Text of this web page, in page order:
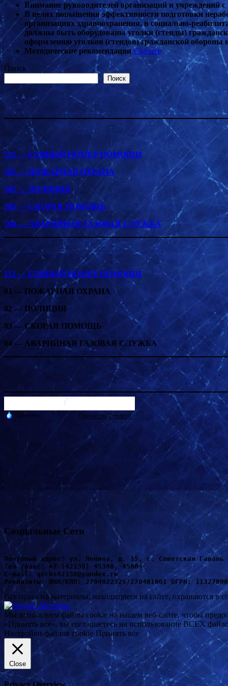
Внимание руководителей организаций и учреждений
В целях повышения эффективности подготовки
организациях здравоохранения, в социально-
должны быть оборудованы уголки (стенды)
оформлению уголков (стендов) гражданской
Методические рекомендации Скачать
Поиск
Поиск
112 — ЕДИНЫЙ НОМЕР ПОМОЩИ
101 — ПОЖАРНАЯ ОХРАНА
102 — ПОЛИЦИЯ
103 — СКОРАЯ ПОМОЩЬ
104 — АВАРИЙНАЯ ГАЗОВАЯ СЛУЖБА
112 — ЕДИНЫЙ НОМЕР ПОМОЩИ
01 — ПОЖАРНАЯ ОХРАНА
02 — ПОЛИЦИЯ
03 — СКОРАЯ ПОМОЩЬ
04 — АВАРИЙНАЯ ГАЗОВАЯ СЛУЖБА
Социальные Сети
Почтовый адрес: ул. Ленина, д. 15, г. Советская Гавань
Тел./факс: +7 (42138) 45340, 45004
Е-mail: gochs42138@yandex.ru
Реквизиты: ИНН/КПП: 2704022325/270401001 ОГРН:
Все права на материалы, находящиеся на сайте, охраняются в
Мы используем файлы cookie на нашем веб-сайте, чтобы
«Принять все», вы соглашаетесь на использование ВСЕХ
Настройки файлов cookie Принять все
Close
Privacy Overview